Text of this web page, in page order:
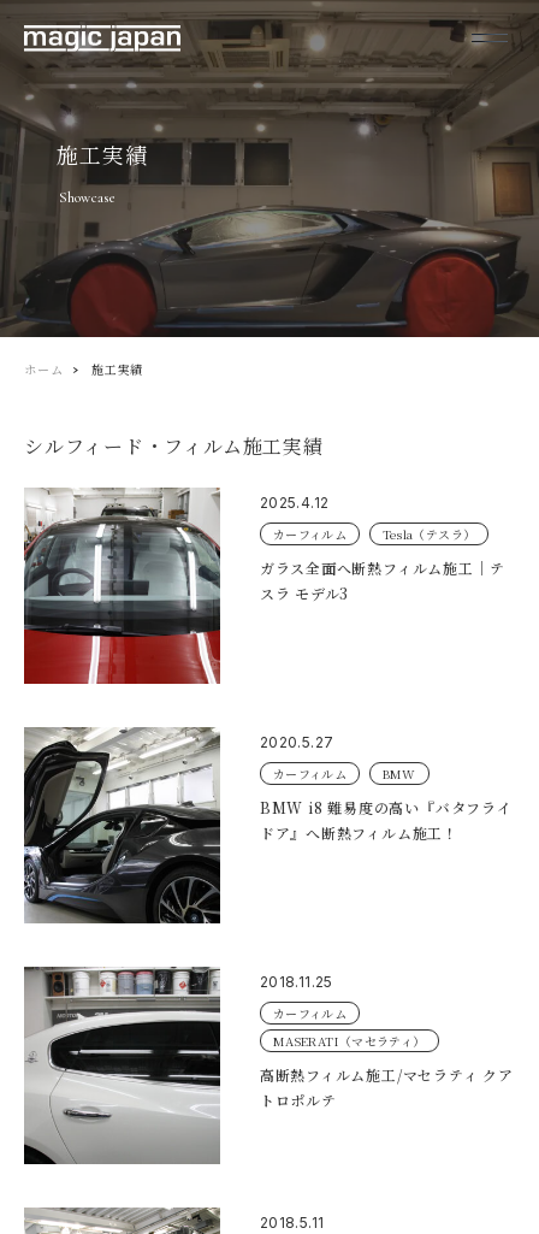
施工実績
Showcase
ホーム 施工実績
シルフィード・フィルム施工実績
2025.4.12
カーフィルム
Tesla（テスラ）
ガラス全面へ断熱フィルム施工｜テ
スラ モデル3
2020.5.27
カーフィルム
BMW
BMW i8 難易度の高い『バタフライ
ドア』へ断熱フィルム施工！
2018.11.25
カーフィルム
MASERATI（マセラティ）
高断熱フィルム施工/マセラティ クア
トロポルテ
2018.5.11